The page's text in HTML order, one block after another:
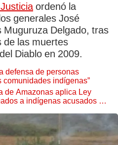
ordenó la
generales José
Muguruza Delgado, tras
de las muertes
Diablo en 2009.
defensa de personas
indígenas”
de Amazonas aplica Ley
a indígenas acusados por